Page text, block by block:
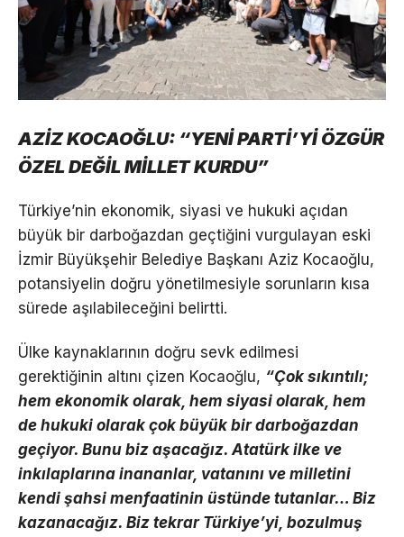
AZİZ KOCAOĞLU: “YENİ PARTİ’Yİ ÖZGÜR
ÖZEL DEĞİL MİLLET KURDU”
Türkiye’nin ekonomik, siyasi ve hukuki açıdan
büyük bir darboğazdan geçtiğini vurgulayan eski
İzmir Büyükşehir Belediye Başkanı Aziz Kocaoğlu,
potansiyelin doğru yönetilmesiyle sorunların kısa
sürede aşılabileceğini belirtti.
Ülke kaynaklarının doğru sevk edilmesi
gerektiğinin altını çizen Kocaoğlu, “Çok sıkıntılı;
hem ekonomik olarak, hem siyasi olarak, hem
de hukuki olarak çok büyük bir darboğazdan
geçiyor. Bunu biz aşacağız. Atatürk ilke ve
inkılaplarına inananlar, vatanını ve milletini
kendi şahsi menfaatinin üstünde tutanlar… Biz
kazanacağız. Biz tekrar Türkiye’yi, bozulmuş